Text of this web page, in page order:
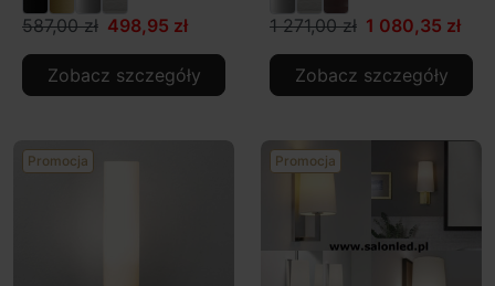
587,00 zł 498,95 zł
Zobacz szczegóły
1 271,00 zł 1 080,35 zł
Zobacz szczegóły
Promocja Promocja